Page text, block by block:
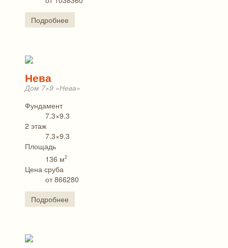
Подробнее
Нева
Дом 7×9 «Нева»
Фундамент
7.3×9.3
2 этаж
7.3×9.3
Площадь
136 м2
Цена сруба
от 866280
Подробнее